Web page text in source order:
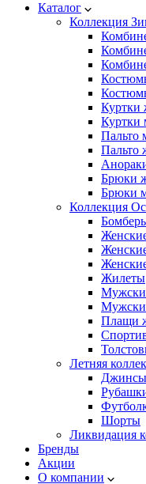
Каталог
Коллекция
Куртки
Куртки
Пальто
Пальто
Брюки
Брюки
Коллекция
Жилеты
Плащи
Летняя
Шорты
Ликвидация
Бренды
Акции
О компании